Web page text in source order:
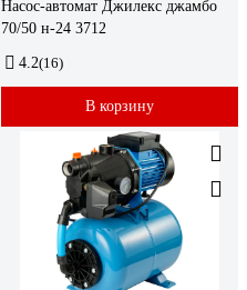
Насос-автомат Джилекс джамбо
70/50 н-24 3712
4.2(16)
В корзину